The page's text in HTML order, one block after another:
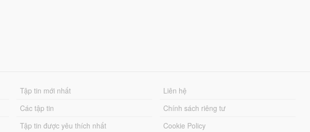
Tập tin mới nhất
Các tập tin
Tập tin được yêu thích nhất
Liên hệ
Chính sách riêng tư
Cookie Policy